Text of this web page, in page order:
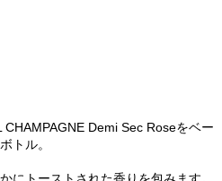
Demi Sec Roseをベー
トル。